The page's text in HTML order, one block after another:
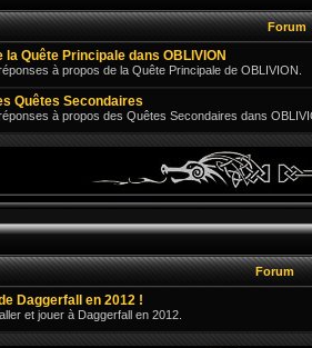
Forum
la Quête Principale dans OBLIVION
à propos de la Quête Principale de OBLIVION.
Quêtes Secondaires
à propos des Quêtes Secondaires dans
Forum
Daggerfall en 2012 !
et jouer à Daggerfall en 2012.